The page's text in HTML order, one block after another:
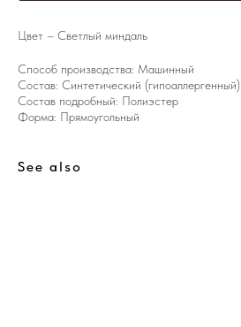
Цвет – Светлый миндаль
Способ производства: Машинный
Состав: Синтетический (гипоаллергенный)
Состав подробный: Полиэстер
Форма: Прямоугольный
See also